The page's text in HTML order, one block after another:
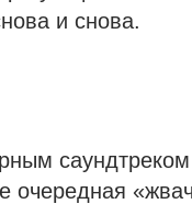
и снова.
очередная